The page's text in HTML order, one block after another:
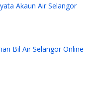
Akaun Air Selangor
Bil Air Selangor Online